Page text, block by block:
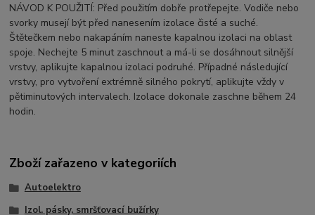
NÁVOD K POUŽITÍ: Před použitím dobře protřepejte. Vodiče nebo
svorky musejí být před nanesením izolace čisté a suché.
Štětečkem nebo nakapáním naneste kapalnou izolaci na oblast
spoje. Nechejte 5 minut zaschnout a má-li se dosáhnout silnější
vrstvy, aplikujte kapalnou izolaci podruhé. Případné následující
vrstvy, pro vytvoření extrémně silného pokrytí, aplikujte vždy v
pětiminutových intervalech. Izolace dokonale zaschne během 24
hodin.
Zboží zařazeno v kategoriích
Autoelektro
Izol. pásky, smršťovací bužírky